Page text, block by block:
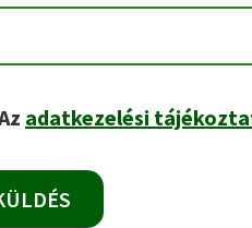
adatkezelési